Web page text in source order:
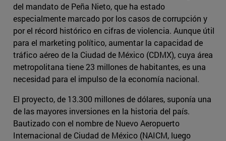
del mandato de Peña Nieto, que ha estado
especialmente marcado por los casos de corrupción y
por el récord histórico en cifras de violencia. Aunque útil
para el marketing político, aumentar la capacidad de
tráfico aéreo de la Ciudad de México (CDMX), cuya área
metropolitana tiene 23 millones de habitantes, es una
necesidad para el impulso de la economía nacional.
El proyecto, de 13.300 millones de dólares, suponía una
de las mayores inversiones en la historia del país.
Bautizado con el nombre de Nuevo Aeropuerto
Internacional de Ciudad de México (NAICM, luego